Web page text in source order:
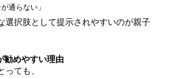
通らない」
選択肢として提示されやすいのが親子
勧めやすい理由
っても、